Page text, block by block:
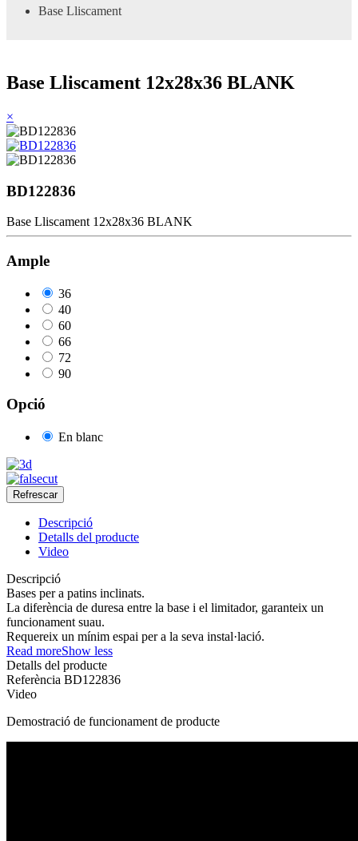
Base Lliscament
Base Lliscament 12x28x36 BLANK
×
BD122836
Base Lliscament 12x28x36 BLANK
Ample
36
40
60
66
72
90
Opció
En blanc
Descripció
Detalls del producte
Video
Descripció
Bases per a patins inclinats.
La diferència de duresa entre la base i el limitador, garanteix un
funcionament suau.
Requereix un mínim espai per a la seva instal·lació.
Read moreShow less
Detalls del producte
Referència BD122836
Video
Demostració de funcionament de producte